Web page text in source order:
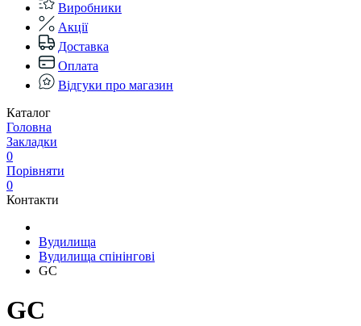
Виробники
Акції
Доставка
Оплата
Відгуки про магазин
Каталог
Головна
Закладки
0
Порівняти
0
Контакти
Вудилища
Вудилища спінінгові
GC
GC